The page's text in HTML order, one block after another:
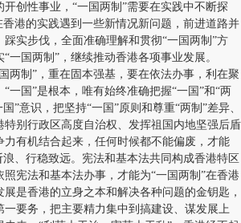
性事业，“一国两制”需要在实践中不断探
香港的实践遇到一些新情况新问题，前进道路并
实步伐，全面准确理解和贯彻“一国两制”方
一国两制”，继续推动香港各项事业发展。
制”，重在固本强基，要在依法办事，利在聚
一国”是根本，唯有始终准确把握“一国”和“两
”意识，把坚持“一国”原则和尊重“两制”差异、
特别行政区高度自治权、发挥祖国内地坚强后盾
力有机结合起来，任何时候都不能偏废，才能
、行稳致远。宪法和基本法共同构成香港特区
宪法和基本法办事，才能为“一国两制”在香港
是香港的立身之本和解决各种问题的金钥匙，
一要务，把主要精力集中到搞建设、谋发展上